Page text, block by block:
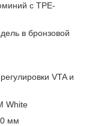
с TPE-
в бронзовой
VTA и
White
мм